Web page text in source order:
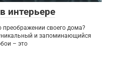
интерьере
преображении своего дома?
и запоминающийся
– это